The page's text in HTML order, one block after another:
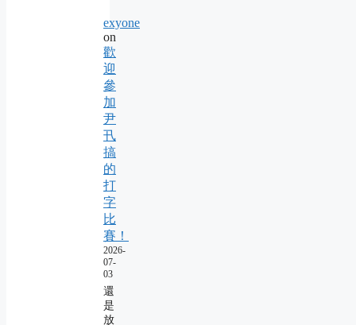
exyone
on
歡
迎
參
加
尹
卂
搞
的
打
字
比
賽！
2026-
07-
03
還
是
放